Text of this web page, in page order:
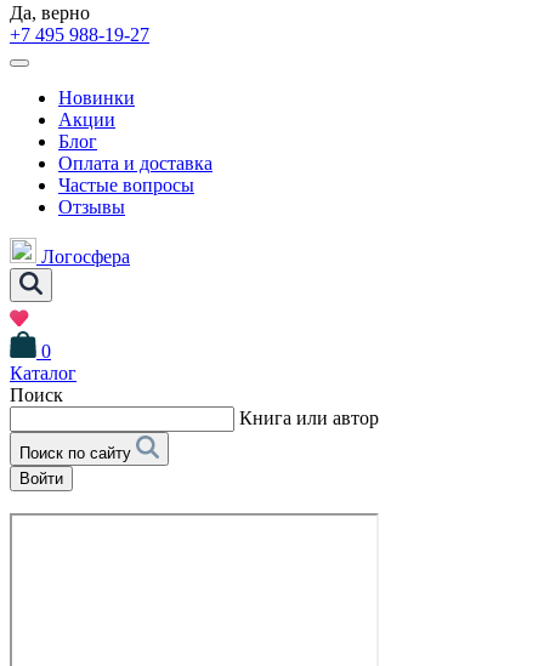
Да, верно
+7 495 988-19-27
Новинки
Акции
Блог
Оплата и доставка
Частые вопросы
Отзывы
Логосфера
0
Каталог
Поиск
Книга или автор
Поиск по сайту
Войти